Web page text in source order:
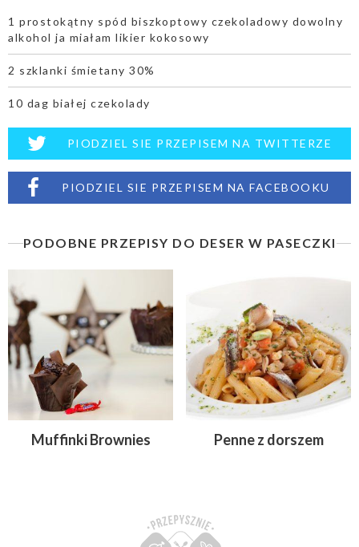
1 prostokątny spód biszkoptowy czekoladowy dowolny
alkohol ja miałam likier kokosowy
2 szklanki śmietany 30%
10 dag białej czekolady
PIODZIEL SIE PRZEPISEM NA TWITTERZE
PIODZIEL SIE PRZEPISEM NA FACEBOOKU
PODOBNE PRZEPISY DO DESER W PASECZKI
Muffinki Brownies Penne z dorszem